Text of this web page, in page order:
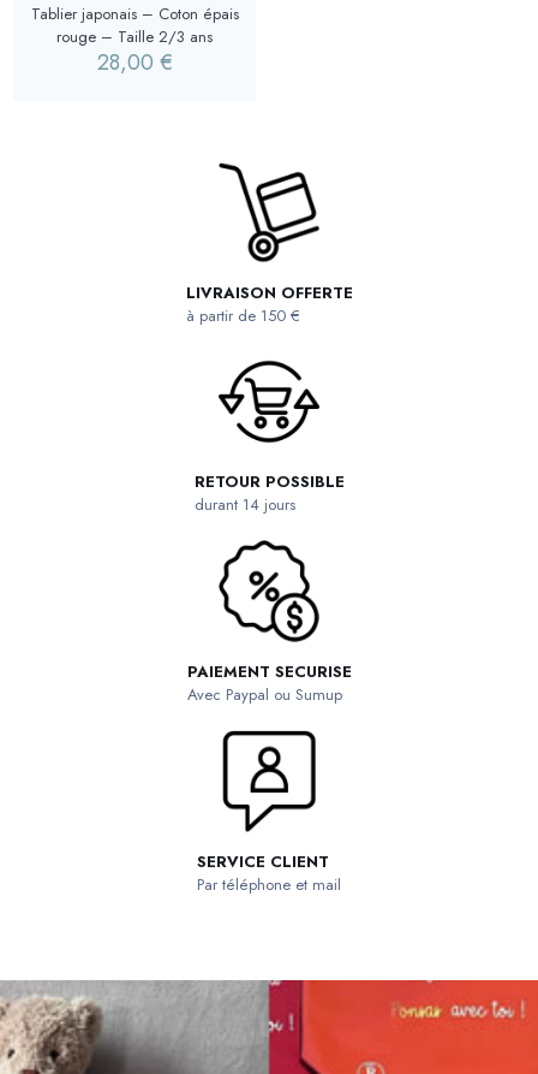
Tablier japonais – Coton épais
rouge – Taille 2/3 ans
28,00 €
LIVRAISON OFFERTE
à partir de 150 €
RETOUR POSSIBLE
durant 14 jours
PAIEMENT SECURISE
Avec Paypal ou Sumup
SERVICE CLIENT
Par téléphone et mail